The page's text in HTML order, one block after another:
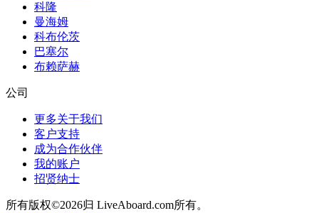
科隆
曼海姆
科布伦茨
巴塞尔
布赖萨赫
公司
更多关于我们
客户支持
成为合作伙伴
我的账户
招贤纳士
所有版权©2026归 LiveAboard.com所有。